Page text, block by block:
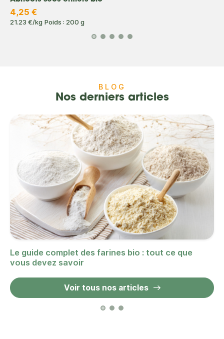
4,25 €
21.23 €/kg Poids : 200 g
BLOG
Nos derniers articles
Le guide complet des farines bio : tout ce que
vous devez savoir
Voir tous nos articles